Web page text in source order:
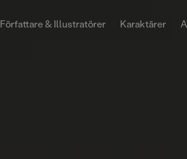
Författare & Illustratörer Karaktärer